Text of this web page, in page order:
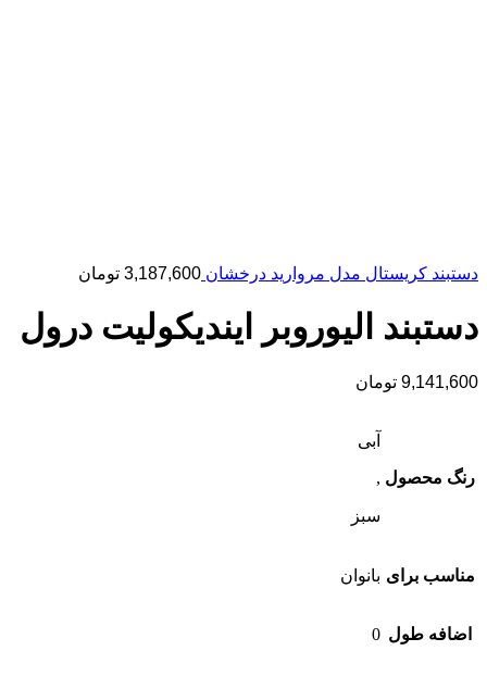
دستبند کریستال مدل مروارید درخشان 3,187,600 تومان
دستبند الیوروبر ایندیکولیت درول
9,141,600 تومان
رنگ محصول
آبی
,
سبز
مناسب برای بانوان
اضافه طول 0